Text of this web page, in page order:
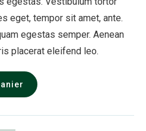
eget, tempor sit amet, ante.
egestas semper. Aenean
placerat eleifend leo.